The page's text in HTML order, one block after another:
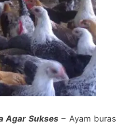
Agar Sukses – Ayam buras